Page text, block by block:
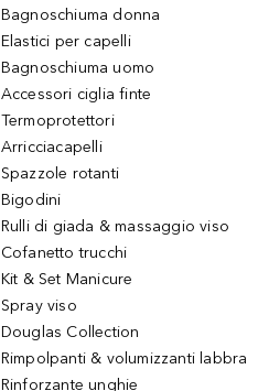
Bagnoschiuma donna
Elastici per capelli
Bagnoschiuma uomo
Accessori ciglia finte
Termoprotettori
Arricciacapelli
Spazzole rotanti
Bigodini
Rulli di giada & massaggio viso
Cofanetto trucchi
Kit & Set Manicure
Spray viso
Douglas Collection
Rimpolpanti & volumizzanti labbra
Rinforzante unghie